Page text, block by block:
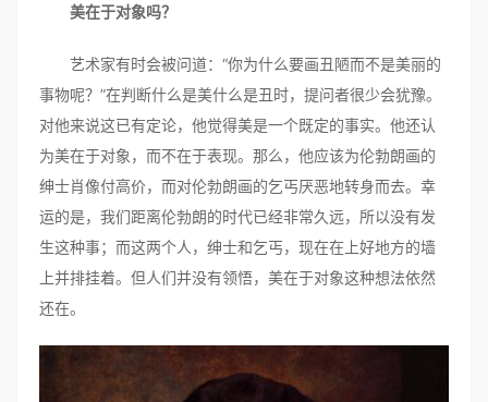
美在于对象吗？
艺术家有时会被问道：“你为什么要画丑陋而不是美丽的
事物呢？”在判断什么是美什么是丑时，提问者很少会犹豫。
对他来说这已有定论，他觉得美是一个既定的事实。他还认
为美在于对象，而不在于表现。那么，他应该为伦勃朗画的
绅士肖像付高价，而对伦勃朗画的乞丐厌恶地转身而去。幸
运的是，我们距离伦勃朗的时代已经非常久远，所以没有发
生这种事；而这两个人，绅士和乞丐，现在在上好地方的墙
上并排挂着。但人们并没有领悟，美在于对象这种想法依然
还在。